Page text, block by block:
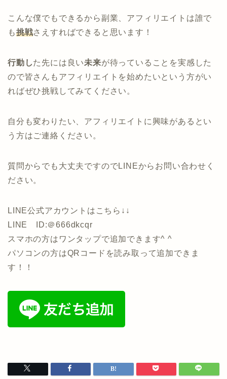
こんな僕でもできるから副業、アフィリエイトは誰で
も挑戦さえすればできると思います！
行動した先には良い未来が待っていることを実感した
ので皆さんもアフィリエイトを始めたいという方がい
ればぜひ挑戦してみてください。
自分も変わりたい、アフィリエイトに興味があるとい
う方はご連絡ください。
質問からでも大丈夫ですのでLINEからお問い合わせく
ださい。
LINE公式アカウントはこちら↓↓
LINE ID:＠666dkcqr
スマホの方はワンタップで追加できます^ ^
パソコンの方はQRコードを読み取って追加できま
す！！